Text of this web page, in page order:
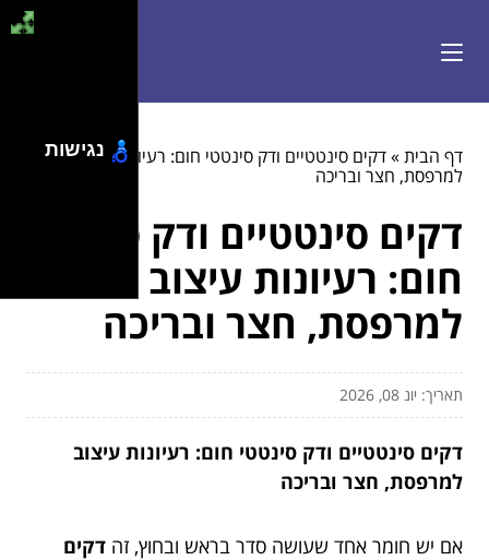
דף הבית»דקים סינטטיים ודק סינטטי חום: רעיונות עיצוב
למרפסת, חצר ובריכה
דקים סינטטיים ודק סינטטי
חום: רעיונות עיצוב
למרפסת, חצר ובריכה
תאריך: יונ 08, 2026
דקים סינטטיים ודק סינטטי חום: רעיונות עיצוב
למרפסת, חצר ובריכה
אם יש חומר אחד שעושה סדר בראש ובחוץ, זה דקים
נגישות